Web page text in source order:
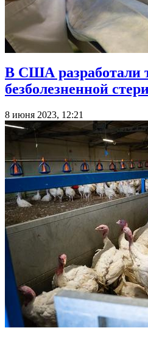
В США разработали
безболезненной
8 июня 2023, 12:21